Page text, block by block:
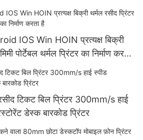
IOS Win HOIN प्रत्यक्ष बिक्री
पोर्टेबल थर्मल प्रिंटर का निर्माण करता
टिकट बिल प्रिंटर 300mm/s हाई
डेस्क बारकोड प्रिंटर